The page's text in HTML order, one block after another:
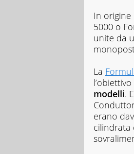
In
5000 o
unite da
La
modelli.
erano
cilindrata